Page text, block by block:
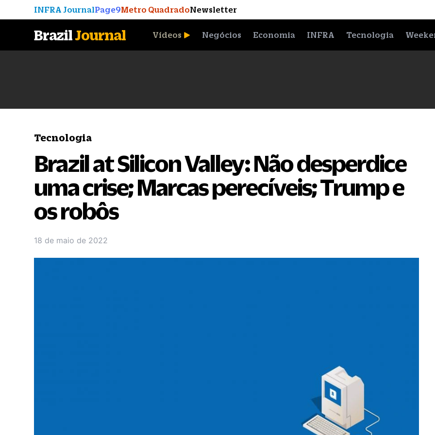
INFRA JournalPage9Metro QuadradoNewsletter
BrazilJournal Vídeos Negócios Economia INFRA Tecnologia
Tecnologia
Brazil at Silicon Valley: Não desperdice
uma crise; Marcas perecíveis; Trump e
os robôs
18 de maio de 2022